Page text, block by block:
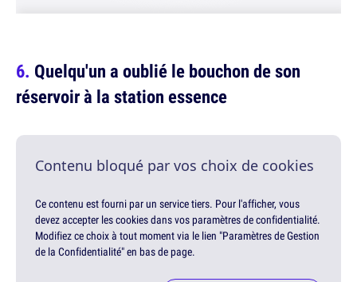
Quelqu'un a oublié le bouchon de son
réservoir à la station essence
Contenu bloqué par vos choix de cookies
Ce contenu est fourni par un service tiers. Pour l'afficher, vous
devez accepter les cookies dans vos paramètres de confidentialité.
Modifiez ce choix à tout moment via le lien "Paramètres de Gestion
de la Confidentialité" en bas de page.